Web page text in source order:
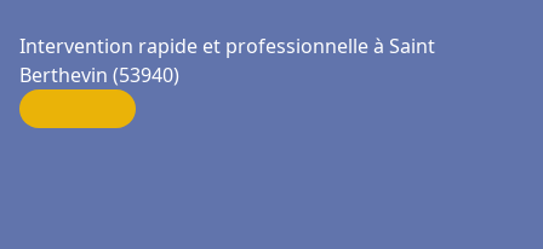
Intervention rapide et professionnelle à Saint
Berthevin (53940)